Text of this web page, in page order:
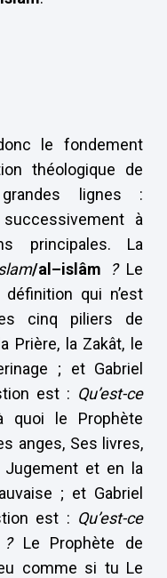
le fondement
théologique de
lignes :
successivement à
principales. La
/al–islâm ?Le
qui n’est
cinq piliers de
Prière, la Zakât, le
; et Gabriel
est : Qu’est-ce
le Prophète
anges, Ses livres,
Jugement et en la
; et Gabriel
est : Qu’est-ce
?Le Prophète de
comme si tu Le